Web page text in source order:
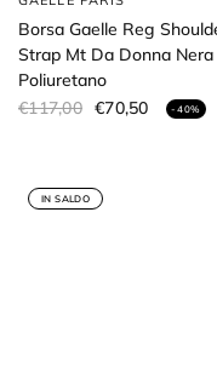
Borsa Gaelle Reg
Strap Mt Da Donna Nera
Poliuretano
€117,00 €70,50 - 40%
IN SALDO